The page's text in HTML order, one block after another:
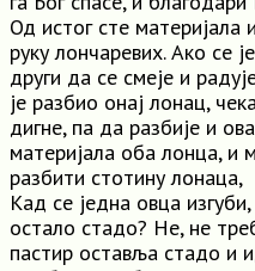
Од истог сте материјала
руку лончаревих. Ако се
други да се смеје и
је разбио онај лонац,
дигне, па да разбије и
материјала оба лонца, и
разбити стотину лонаца,
Кад се једна овца
остало стадо? Не, не
пастир оставља стадо и